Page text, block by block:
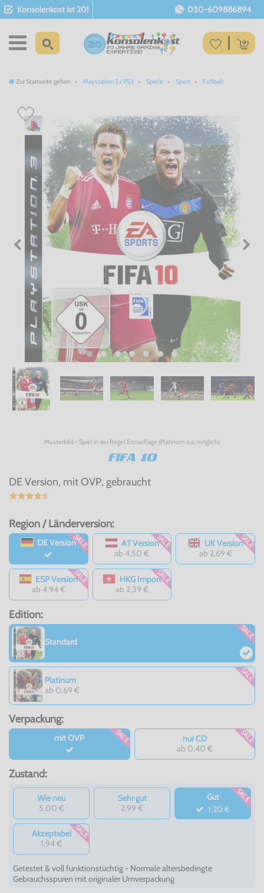
Konsolenkost ist 20! 030-609886894
Zur Startseite gehen Playstation 3 / PS3 Spiele Sport Fußball
Musterbild - Spiel in der Regel Erstauflage (Platinum o.ä. möglich)
FIFA 10
DE Version, mit OVP, gebraucht
Region / Länderversion:
DE VersionSALE
AT Version
ab 4,50 €
SALE
UK Version
ab 2,69 €
SALE
ESP Version
ab 4,94 €
SALE
HKG Import
ab 2,39 €
SALE
Edition:
Standard
SALE
Platinum
ab 0,69 €
SALE
Verpackung:
mit OVP SALE
nur CD
ab 0,40 €
SALE
Zustand:
Wie neu
5,00 €
Sehr gut
2,99 €
Gut
1,20 €
SALE
Akzeptabel
1,94 €
SALE
Getestet & voll funktionstüchtig - Normale altersbedingte
Gebrauchsspuren mit originaler Umverpackung